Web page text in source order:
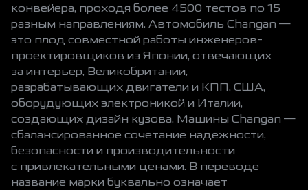
конвейера, проходя более 4500 тестов по 15
разным направлениям. Автомобиль Changan —
это плод совместной работы инженеров-
проектировщиков из Японии, отвечающих
за интерьер, Великобритании,
разрабатывающих двигатели и КПП, США,
оборудующих электроникой и Италии,
создающих дизайн кузова. Машины Changan —
сбалансированное сочетание надежности,
безопасности и производительности
с привлекательными ценами. В переводе
название марки буквально означает